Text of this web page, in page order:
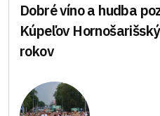
Dobré víno a hudba
Kúpeľov
rokov